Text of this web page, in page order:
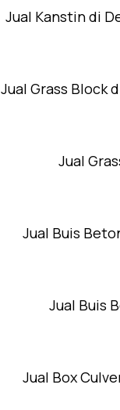
Jual Kanstin di
Jual Grass Block
Jual
Jual Buis
Jual Buis
Jual Box